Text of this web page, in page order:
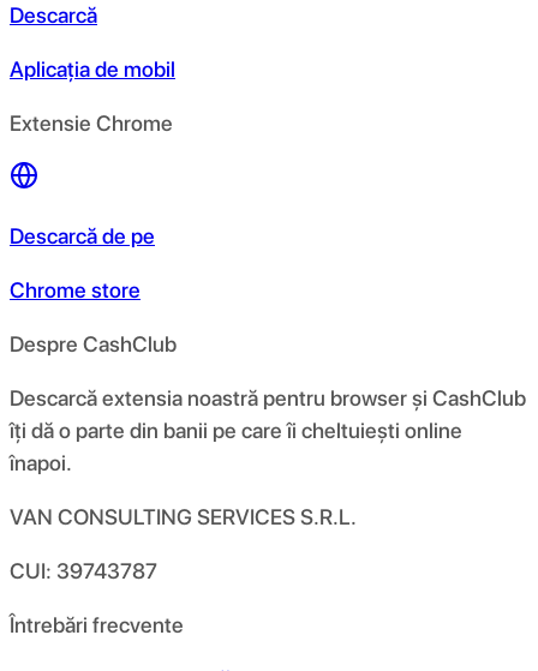
Descarcă
Aplicația de mobil
Extensie Chrome
Descarcă de pe
Chrome store
Despre CashClub
Descarcă extensia noastră pentru browser și CashClub
îți dă o parte din banii pe care îi cheltuiești online
înapoi.
VAN CONSULTING SERVICES S.R.L.
CUI: 39743787
Întrebări frecvente